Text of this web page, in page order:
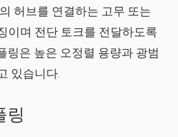
허브를 연결하는 고무 또는
이며 전단 토크를 전달하도록
링은 높은 오정렬 용량과 광범
있습니다.
링